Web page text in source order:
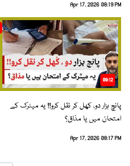
Apr 17, 2026 08:19 PM
09:12
پانچ ہزار دو، کھل کر نقل کرو!! یہ میٹرک کے
امتحان میں یا مذاق؟
Apr 17, 2026 08:17 PM